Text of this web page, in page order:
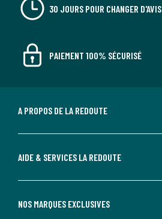
30 JOURS POUR CHANGER D'AVIS
PAIEMENT 100% SÉCURISÉ
A PROPOS DE LA REDOUTE
AIDE & SERVICES LA REDOUTE
NOS MARQUES EXCLUSIVES